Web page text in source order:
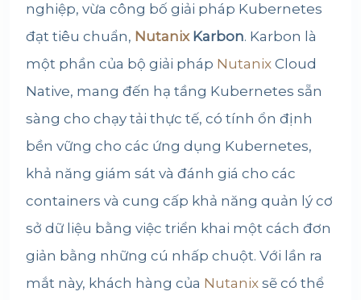
nghiệp, vừa công bố giải pháp Kubernetes
đạt tiêu chuẩn, NutanixKarbon. Karbon là
một phần của bộ giải pháp Nutanix Cloud
Native, mang đến hạ tầng Kubernetes sẵn
sàng cho chạy tải thực tế, có tính ổn định
bền vững cho các ứng dụng Kubernetes,
khả năng giám sát và đánh giá cho các
containers và cung cấp khả năng quản lý cơ
sở dữ liệu bằng việc triển khai một cách đơn
giản bằng những cú nhấp chuột. Với lần ra
mắt này, khách hàng của Nutanix sẽ có thể